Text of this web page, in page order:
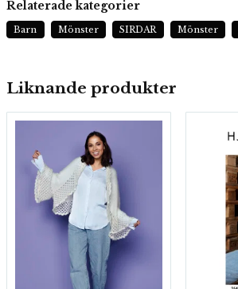
Liknande produkter
Relaterade kategorier
Barn Mönster SIRDAR Mönster